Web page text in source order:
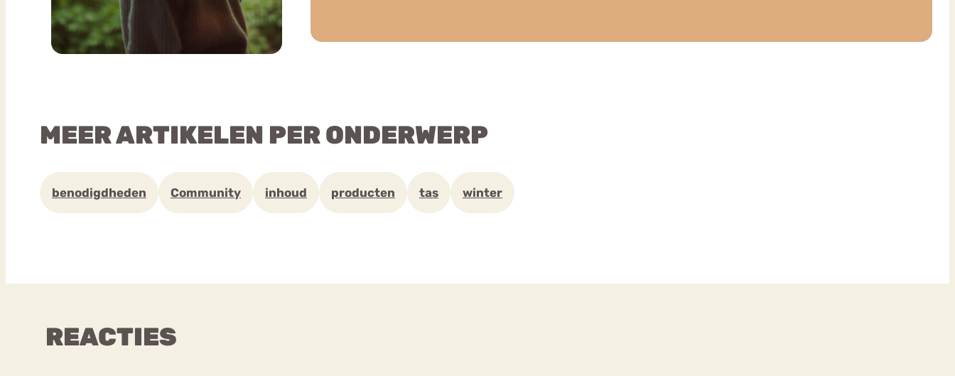
MEER ARTIKELEN PER ONDERWERP
benodigdheden Community inhoud producten tas winter
REACTIES